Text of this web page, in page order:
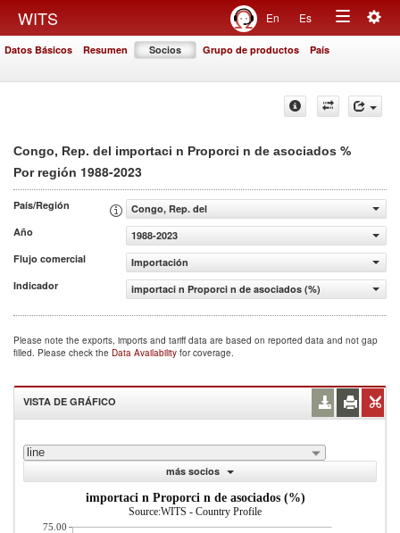
WITS En Es
Toggle
Datos Básicos Resumen Socios Grupo de productos País
Congo, Rep. del importaci n Proporci n de asociados %
Por región 1988-2023
País/Región
Congo, Rep. del
Año
1988-2023
Flujo comercial
Importación
Indicador
importaci n Proporci n de asociados (%)
Please note the exports, imports and tariff data are based on reported data and not gap
filled. Please check the Data Availability for coverage.
VISTA DE GRÁFICO
line
más socios
importaci n Proporci n de asociados (%)
Source:WITS - Country Profile
75.00